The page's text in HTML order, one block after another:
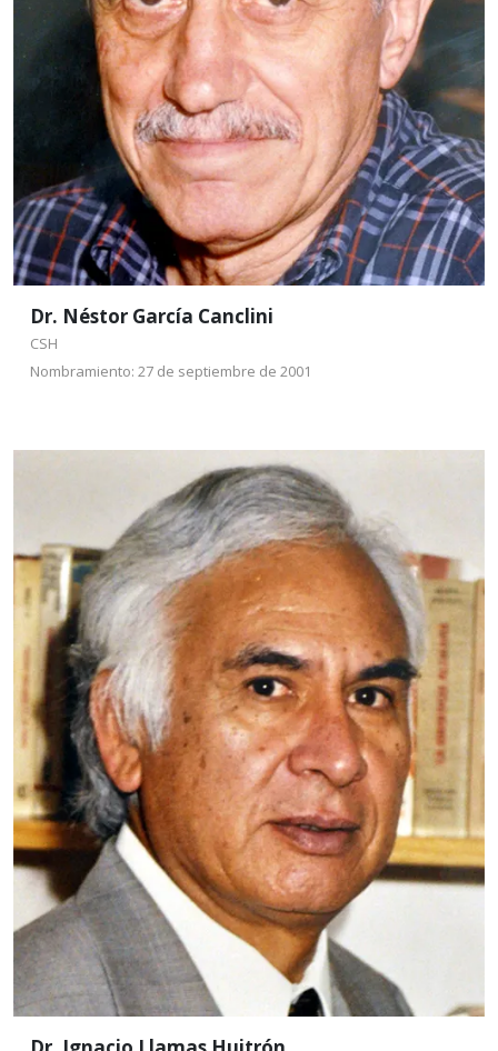
Dr. Néstor García Canclini
CSH
Nombramiento: 27 de septiembre de 2001
Filosofía por las universidades de París y de La Plata.
Ha sido profesor de las universidades de Austin,
Duke, Stanford, Barcelona, Buenos Aires y Sao
Paulo.
Leer más
Dr. Ignacio Llamas
Huitrón
CSH
Nombramiento: 27 de
septiembre de 2001
Realizó sus estudios de Licenciatura en Economía en
la Universidad Autónoma de Nuevo León y en la
Universidad Católica de Chile; sus estudios de
Maestría y Doctorado en Economía de la Educación
en la Universidad de Stanford, California.
Leer más